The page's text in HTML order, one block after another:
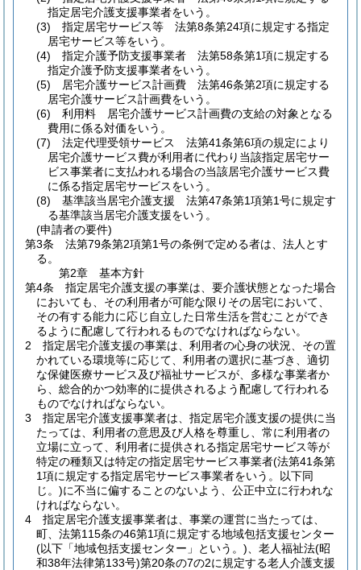
指定居宅介護支援事業者をいう。
(3)
指定居宅サービス等 法第8条第24項に規定する指定
居宅サービス等をいう。
(4)
指定介護予防支援事業者 法第58条第1項に規定する
指定介護予防支援事業者をいう。
(5)
居宅介護サービス計画費 法第46条第2項に規定する
居宅介護サービス計画費をいう。
(6)
利用料 居宅介護サービス計画費の支給の対象となる
費用に係る対価をいう。
(7)
法定代理受領サービス 法第41条第6項の規定により
居宅介護サービス費が利用者に代わり当該指定居宅サー
ビス事業者に支払われる場合の当該居宅介護サービス費
に係る指定居宅サービスをいう。
(8)
基準該当居宅介護支援 法第47条第1項第1号に規定す
る基準該当居宅介護支援をいう。
(申請者の要件)
第3条
法第79条第2項第1号の条例で定める者は、法人とす
る。
第2章
基本方針
第4条
指定居宅介護支援の事業は、要介護状態となった場合
においても、その利用者が可能な限りその居宅において、
その有する能力に応じ自立した日常生活を営むことができ
るように配慮して行われるものでなければならない。
2
指定居宅介護支援の事業は、利用者の心身の状況、その置
かれている環境等に応じて、利用者の選択に基づき、適切
な保健医療サービス及び福祉サービスが、多様な事業者か
ら、総合的かつ効率的に提供されるよう配慮して行われる
ものでなければならない。
3
指定居宅介護支援事業者は、指定居宅介護支援の提供に当
たっては、利用者の意思及び人格を尊重し、常に利用者の
立場に立って、利用者に提供される指定居宅サービス等が
特定の種類又は特定の指定居宅サービス事業者(法第41条第
1項に規定する指定居宅サービス事業者をいう。以下同
じ。)に不当に偏することのないよう、公正中立に行われな
ければならない。
4
指定居宅介護支援事業者は、事業の運営に当たっては、
町、法第115条の46第1項に規定する地域包括支援センター
(以下「地域包括支援センター」という。) 、老人福祉法(昭
和38年法律第133号)第20条の7の2に規定する老人介護支援